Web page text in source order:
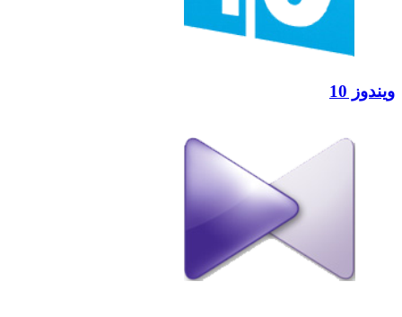
ویندوز 10